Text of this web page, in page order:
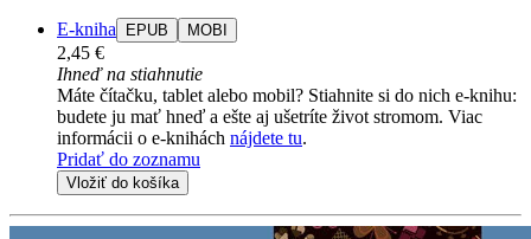
E-kniha EPUB MOBI
2,45 €
Ihneď na stiahnutie
Máte čítačku, tablet alebo mobil? Stiahnite si do nich e-knihu:
budete ju mať hneď a ešte aj ušetríte život stromom. Viac
informácii o e-knihách nájdete tu.
Pridať do zoznamu
Vložiť do košíka